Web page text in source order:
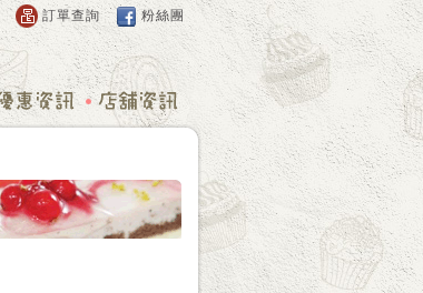
訂單查詢 粉絲團